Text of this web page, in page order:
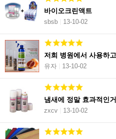
바이오크린액트
sbsb 13-10-02
저희 병원에서 사용하
유자 13-10-02
냄새에 정말 효과적인
zxcv 13-10-02